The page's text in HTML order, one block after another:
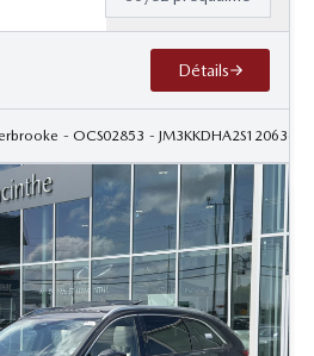
Détails
- OCS02853 - JM3KKDHA2S1206366